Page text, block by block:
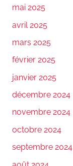
mai 2025
avril 2025
mars 2025
février 2025
janvier 2025
décembre 2024
novembre 2024
octobre 2024
septembre 2024